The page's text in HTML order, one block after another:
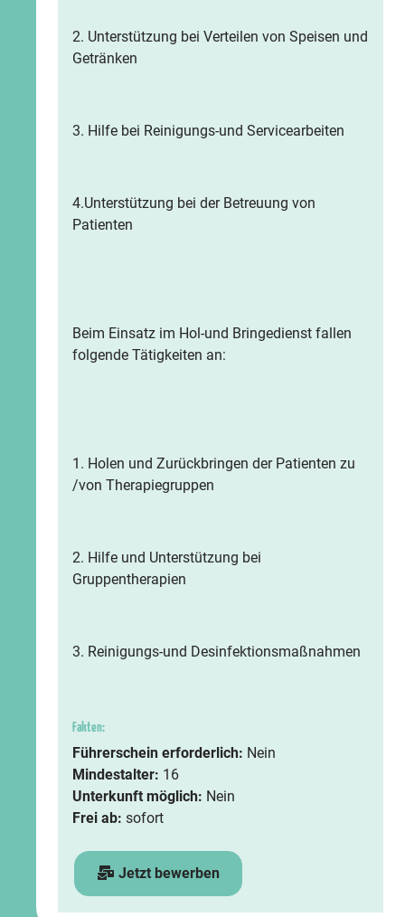
2. Unterstützung bei Verteilen von Speisen und
Getränken
3. Hilfe bei Reinigungs-und Servicearbeiten
4.Unterstützung bei der Betreuung von
Patienten
Beim Einsatz im Hol-und Bringedienst fallen
folgende Tätigkeiten an:
1. Holen und Zurückbringen der Patienten zu
/von Therapiegruppen
2. Hilfe und Unterstützung bei
Gruppentherapien
3. Reinigungs-und Desinfektionsmaßnahmen
Fakten:
Führerschein erforderlich: Nein
Mindestalter: 16
Unterkunft möglich: Nein
Frei ab: sofort
Jetzt bewerben